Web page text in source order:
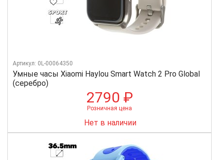
Умные часы Xiaomi Haylou Smart Watch 2 Pro Global
(серебро)
Артикул: 0L-00064350
2790 ₽
Розничная цена
Нет в наличии